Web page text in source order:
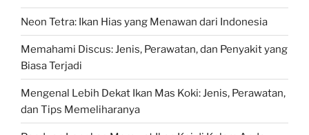
Neon Tetra: Ikan Hias yang Menawan dari Indonesia
Memahami Discus: Jenis, Perawatan, dan Penyakit yang
Biasa Terjadi
Mengenal Lebih Dekat Ikan Mas Koki: Jenis, Perawatan,
dan Tips Memeliharanya